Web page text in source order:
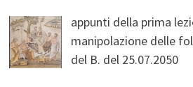
appunti della prima
manipolazione delle
del B. del 25.07.2050